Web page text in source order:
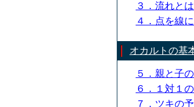
３．流れと
４．点を線
オカルトの基
５．親と子
６．１対１
７．ツキの